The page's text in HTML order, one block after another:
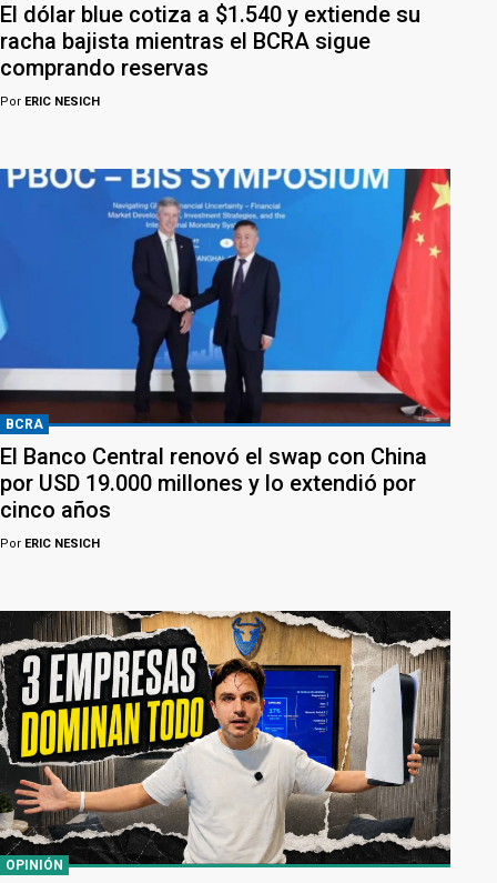
El dólar blue cotiza a $1.540 y extiende su
racha bajista mientras el BCRA sigue
comprando reservas
Por ERIC NESICH
BCRA
El Banco Central renovó el swap con China
por USD 19.000 millones y lo extendió por
cinco años
Por ERIC NESICH
OPINIÓN